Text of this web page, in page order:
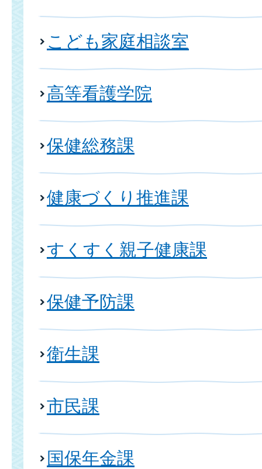
こども家庭相談室
高等看護学院
保健総務課
健康づくり推進課
すくすく親子健康課
保健予防課
衛生課
市民課
国保年金課